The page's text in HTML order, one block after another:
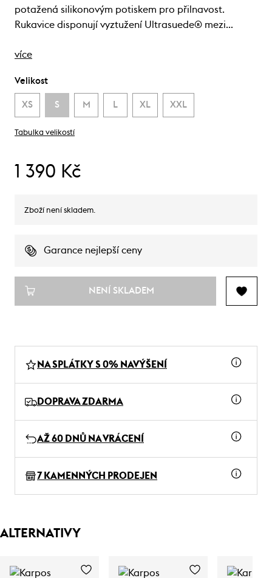
potažená silikonovým potiskem pro přilnavost.
Rukavice disponují vyztužení Ultrasuede® mezi…
více
Velikost
XS S M L XL XXL
Tabulka velikostí
1 390 Kč
Zboží není skladem.
Garance nejlepší ceny
NENÍ SKLADEM
NA SPLÁTKY S 0% NAVÝŠENÍ
DOPRAVA ZDARMA
AŽ 60 DNŮ NA VRÁCENÍ
7 KAMENNÝCH PRODEJEN
ALTERNATIVY